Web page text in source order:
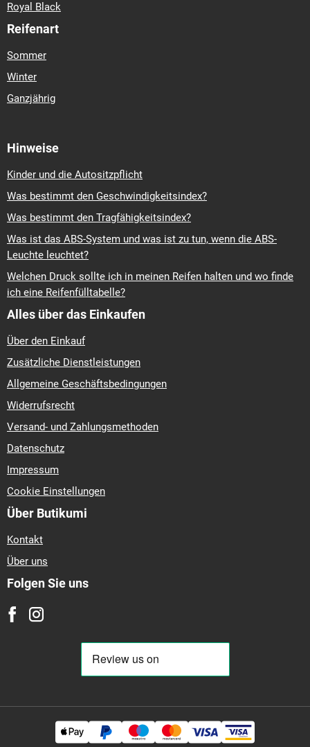
Royal Black
Reifenart
Sommer
Winter
Ganzjährig
Hinweise
Kinder und die Autositzpflicht
Was bestimmt den Geschwindigkeitsindex?
Was bestimmt den Tragfähigkeitsindex?
Was ist das ABS-System und was ist zu tun, wenn die ABS-
Leuchte leuchtet?
Welchen Druck sollte ich in meinen Reifen halten und wo finde
ich eine Reifenfülltabelle?
Alles über das Einkaufen
Über den Einkauf
Zusätzliche Dienstleistungen
Allgemeine Geschäftsbedingungen
Widerrufsrecht
Versand- und Zahlungsmethoden
Datenschutz
Impressum
Cookie Einstellungen
Über Butikumi
Kontakt
Über uns
Folgen Sie uns